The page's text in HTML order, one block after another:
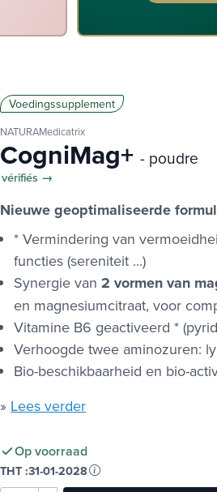
Voedingssupplement
NATURAMedicatrix
CogniMag+- poudre
vérifiés →
Nieuwe geoptimaliseerde
* Vermindering van
functies (sereniteit ...)
Synergie van2 vormen van
en magnesiumcitraat, voor
Vitamine B6 geactiveerd *
Verhoogde twee aminozuren:
Bio-beschikbaarheid en bio-
» Lees verder
Op voorraad
THT :31-01-2028